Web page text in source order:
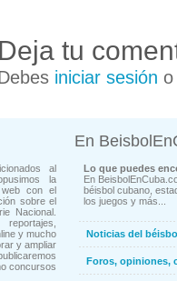
Deja tu
iniciar sesión
al
la
con el
sobre el
Nacional.
y mucho
y ampliar
concursos
En
Lo que puedes
En
béisbol cubano,
los juegos y más...
Noticias del
Foros, opiniones,